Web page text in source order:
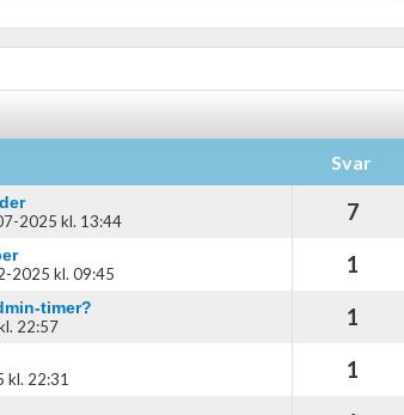
Svar
2025 kl. 13:44 7
2025 kl. 09:45 1
timer?
22:57 1
kl. 22:31 1